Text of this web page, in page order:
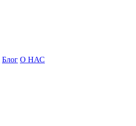
Блог О НАС